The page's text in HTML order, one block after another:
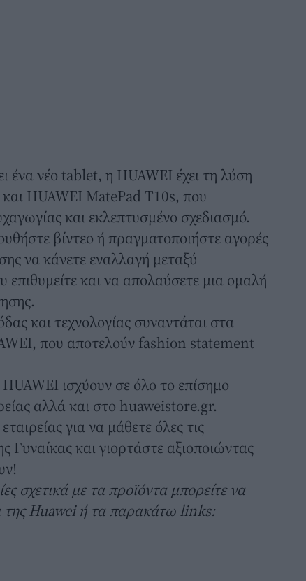
ένα νέο tablet, η HUAWEI έχει τη λύση
HUAWEI MatePad Τ10s, που
και εκλεπτυσμένο σχεδιασμό.
βίντεο ή πραγματοποιήστε αγορές
να κάνετε εναλλαγή μεταξύ
και να απολαύσετε μια ομαλή
και τεχνολογίας συναντάται στα
που αποτελούν fashion statement
ισχύουν σε όλο το επίσημο
αλλά και στο huaweistore.gr.
για να μάθετε όλες τις
και γιορτάστε αξιοποιώντας
σχετικά με τα προϊόντα μπορείτε να
της Huawei ή τα παρακάτω links: